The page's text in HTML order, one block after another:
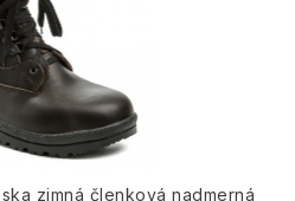
zimná členková nadmerná